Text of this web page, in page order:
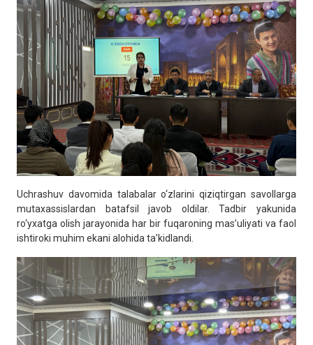
Uchrashuv davomida talabalar o‘zlarini qiziqtirgan savollarga
mutaxassislardan batafsil javob oldilar. Tadbir yakunida
ro‘yxatga olish jarayonida har bir fuqaroning mas’uliyati va faol
ishtiroki muhim ekani alohida ta’kidlandi.